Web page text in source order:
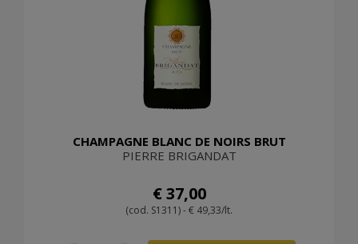
CHAMPAGNE BLANC DE NOIRS BRUT
PIERRE BRIGANDAT
€ 37,00
(cod. S1311) - € 49,33/lt.